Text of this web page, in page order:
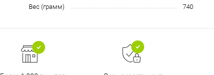
Вес (грамм)
740